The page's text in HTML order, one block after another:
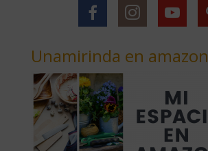
Unamirinda en amazon